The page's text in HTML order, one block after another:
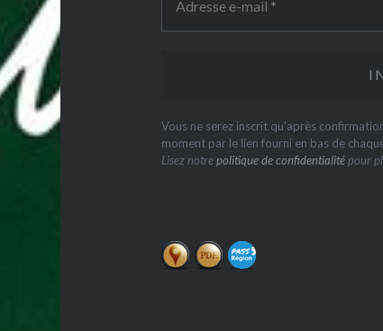
Vous ne serez inscrit qu'après
moment par le lien fourni en bas de
Lisez notrepolitique de confidentialitépour